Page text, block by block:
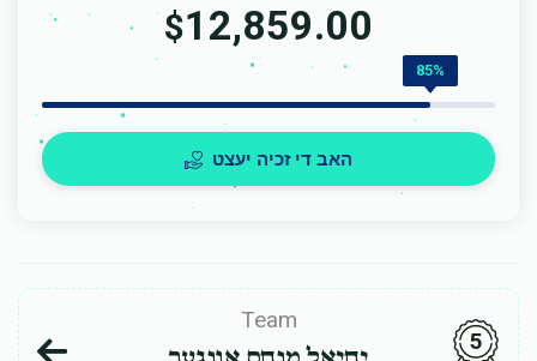
$12,859.00
85%
האב די זכיה יעצט
Team
5